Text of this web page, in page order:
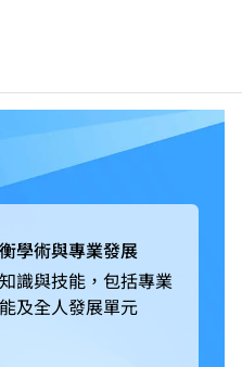
，部份單元以中文授課及評
*，升讀相關課程更有機會
課程後，可選擇投身業
歷。
學術與專業發展
識與技能，包括專業
及全人發展單元